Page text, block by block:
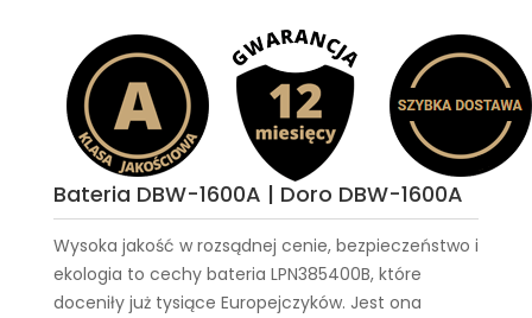
Bateria DBW-1600A | Doro DBW-1600A
Wysoka jakość w rozsądnej cenie, bezpieczeństwo i
ekologia to cechy bateria LPN385400B, które
doceniły już tysiące Europejczyków. Jest ona